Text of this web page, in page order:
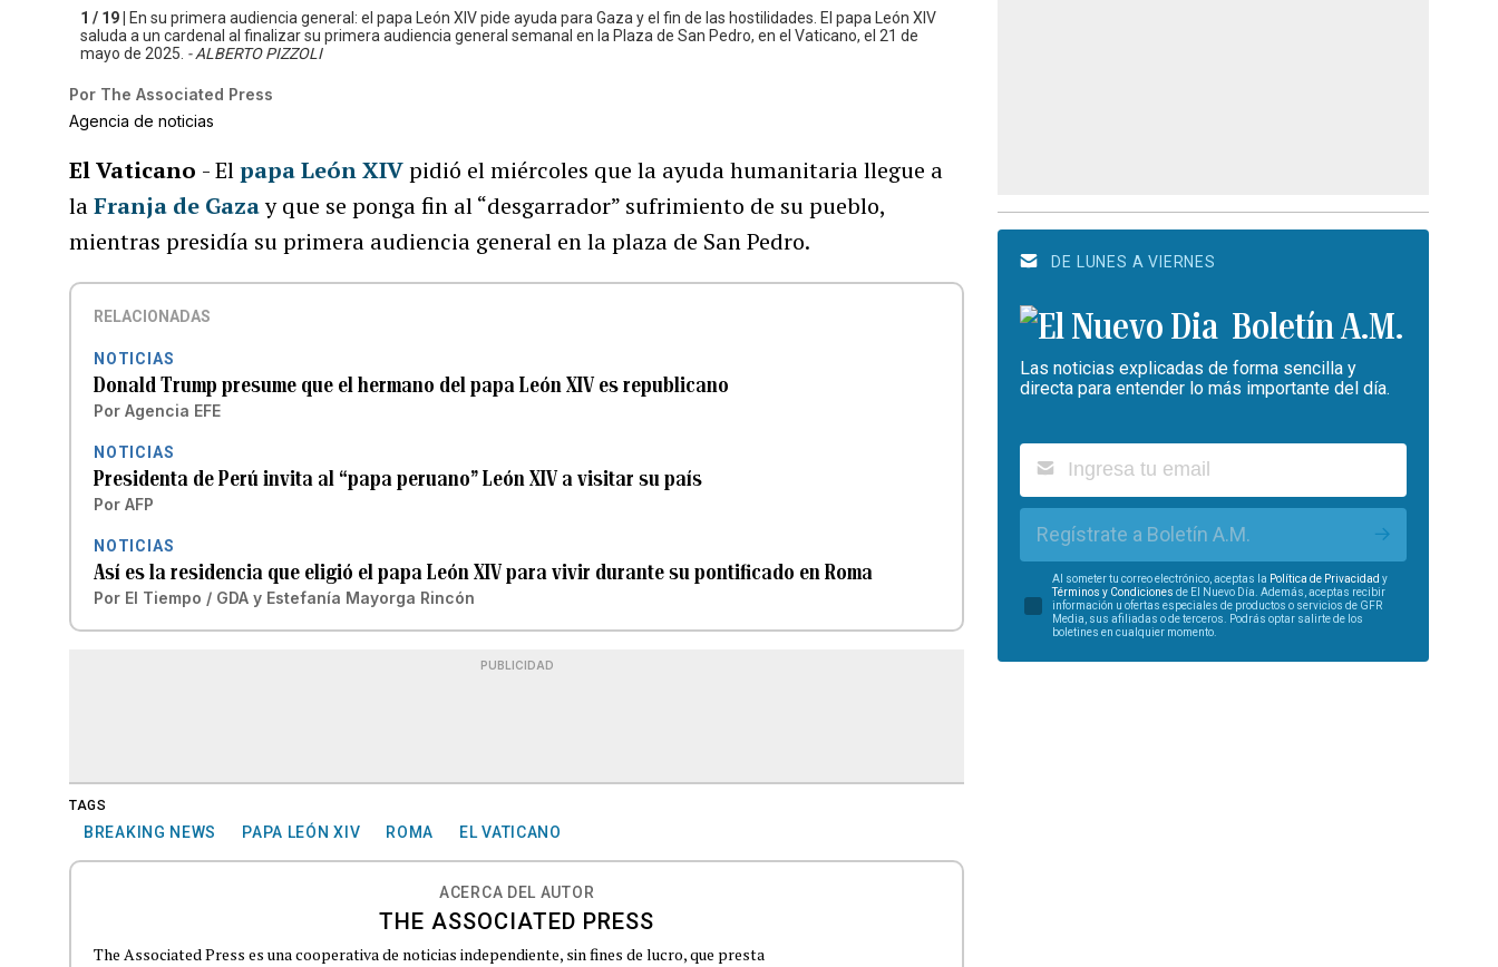
1 / 19 |
En su primera audiencia general: el papa León XIV pide ayuda para Gaza y el fin de las hostilidades. El papa León XIV
saluda a un cardenal al finalizar su primera audiencia general semanal en la Plaza de San Pedro, en el Vaticano, el 21 de
mayo de 2025. - ALBERTO PIZZOLI
Por The Associated Press
Agencia de noticias
El Vaticano - Elpapa León XIVpidió el miércoles que la ayuda humanitaria llegue a
laFranja de Gazay que se ponga fin al “desgarrador” sufrimiento de su pueblo,
mientras presidía su primera audiencia general en la plaza de San Pedro.
RELACIONADAS
NOTICIAS
Donald Trump presume que el hermano del papa León XIV es republicano
Por Agencia EFE
NOTICIAS
Presidenta de Perú invita al “papa peruano” León XIV a visitar su país
Por AFP
NOTICIAS
Así es la residencia que eligió el papa León XIV para vivir durante su pontificado en Roma
Por El Tiempo / GDA y Estefanía Mayorga Rincón
PUBLICIDAD
TAGS
BREAKING NEWS PAPA LEÓN XIV ROMA EL VATICANO
ACERCA DEL AUTOR
THE ASSOCIATED PRESS
The Associated Press es una cooperativa de noticias independiente, sin fines de lucro, que presta
DE LUNES A VIERNES
Boletín A.M.
Las noticias explicadas de forma sencilla y
directa para entender lo más importante del día.
Regístrate a Boletín A.M.
Al someter tu correo electrónico, aceptas la Política de Privacidad y
Términos y Condiciones de El Nuevo Día. Además, aceptas recibir
información u ofertas especiales de productos o servicios de GFR
Media, sus afiliadas o de terceros. Podrás optar salirte de los
boletines en cualquier momento.